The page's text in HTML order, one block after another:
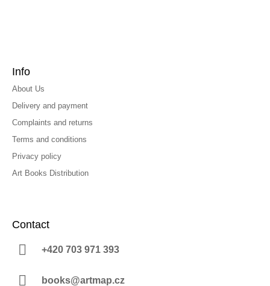
Info
About Us
Delivery and payment
Complaints and returns
Terms and conditions
Privacy policy
Art Books Distribution
Contact
+420 703 971 393
books@artmap.cz